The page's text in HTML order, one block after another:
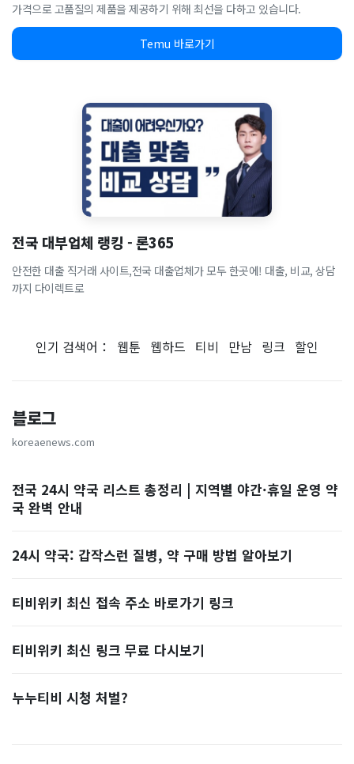
가격으로 고품질의 제품을 제공하기 위해 최선을 다하고 있습니다.
Temu 바로가기
전국 대부업체 랭킹 - 론365
안전한 대출 직거래 사이트,전국 대출업체가 모두 한곳에! 대출, 비교, 상담
까지 다이렉트로
인기 검색어： 웹툰 웹하드 티비 만남 링크 할인
블로그
koreaenews.com
전국 24시 약국 리스트 총정리 | 지역별 야간·휴일 운영 약
국 완벽 안내
24시 약국: 갑작스런 질병, 약 구매 방법 알아보기
티비위키 최신 접속 주소 바로가기 링크
티비위키 최신 링크 무료 다시보기
누누티비 시청 처벌?